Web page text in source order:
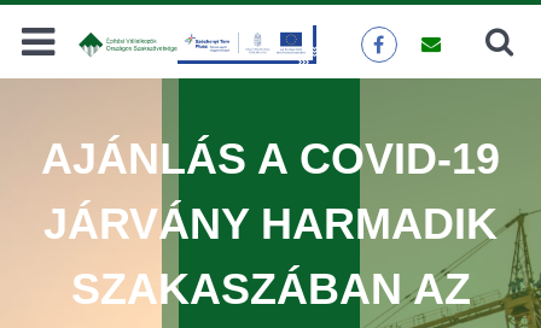
Keresés
AJÁNLÁS A COVID-19
JÁRVÁNY HARMADIK
SZAKASZÁBAN AZ